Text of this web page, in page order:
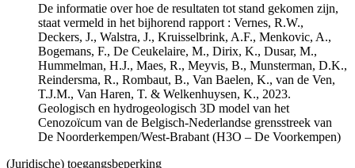
De informatie over hoe de resultaten tot stand gekomen zijn,
staat vermeld in het bijhorend rapport : Vernes, R.W.,
Deckers, J., Walstra, J., Kruisselbrink, A.F., Menkovic, A.,
Bogemans, F., De Ceukelaire, M., Dirix, K., Dusar, M.,
Hummelman, H.J., Maes, R., Meyvis, B., Munsterman, D.K.,
Reindersma, R., Rombaut, B., Van Baelen, K., van de Ven,
T.J.M., Van Haren, T. & Welkenhuysen, K., 2023.
Geologisch en hydrogeologisch 3D model van het
Cenozoïcum van de Belgisch-Nederlandse grensstreek van
De Noorderkempen/West-Brabant (H3O – De Voorkempen)
(Juridische) toegangsbeperking